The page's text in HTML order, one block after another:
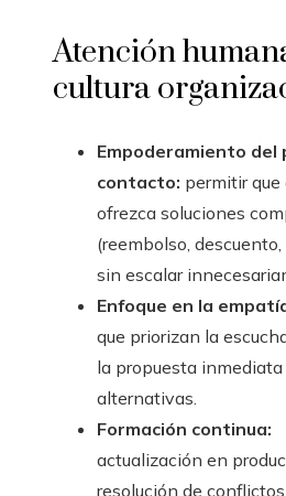
Atención
cultura
Empoderamiento del
contacto: permitir
ofrezca soluciones
(reembolso, descuento,
sin escalar
Enfoque en la
que priorizan la
la propuesta inmediata
alternativas.
Formación continua:
actualización en
resolución de